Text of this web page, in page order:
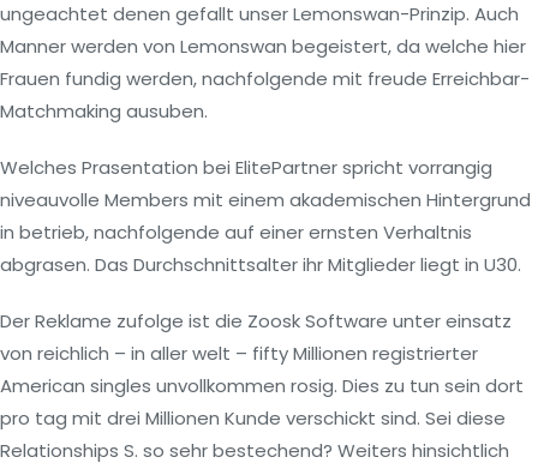
ungeachtet denen gefallt unser Lemonswan-Prinzip. Auch
Manner werden von Lemonswan begeistert, da welche hier
Frauen fundig werden, nachfolgende mit freude Erreichbar-
Matchmaking ausuben.
Welches Prasentation bei ElitePartner spricht vorrangig
niveauvolle Members mit einem akademischen Hintergrund
in betrieb, nachfolgende auf einer ernsten Verhaltnis
abgrasen. Das Durchschnittsalter ihr Mitglieder liegt in U30.
Der Reklame zufolge ist die Zoosk Software unter einsatz
von reichlich – in aller welt – fifty Millionen registrierter
American singles unvollkommen rosig. Dies zu tun sein dort
pro tag mit drei Millionen Kunde verschickt sind. Sei diese
Relationships S. so sehr bestechend? Weiters hinsichtlich